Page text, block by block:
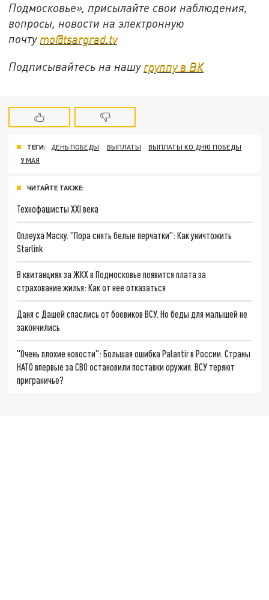
Подмосковье», присылайте свои наблюдения,
вопросы, новости на электронную
почту mo@tsargrad.tv
Подписывайтесь на нашу группу в ВК
ТЕГИ: ДЕНЬ ПОБЕДЫ ВЫПЛАТЫ
ВЫПЛАТЫ КО ДНЮ ПОБЕДЫ
9 МАЯ
ЧИТАЙТЕ ТАКЖЕ:
Технофашисты XXI века
Оплеуха Маску. "Пора снять белые перчатки": Как уничтожить
Starlink
В квитанциях за ЖКХ в Подмосковье появится плата за
страхование жилья: Как от нее отказаться
Даня с Дашей спаслись от боевиков ВСУ. Но беды для малышей не
закончились
"Очень плохие новости": Большая ошибка Palantir в России. Страны
НАТО впервые за СВО остановили поставки оружия. ВСУ теряют
приграничье?